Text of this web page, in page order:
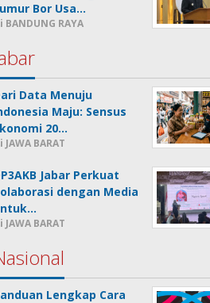
Bor Usa…
BANDUNG RAYA
Data Menuju
Maju: Sensus
20…
JAWA BARAT
Jabar Perkuat
dengan Media
JAWA BARAT
Lengkap Cara